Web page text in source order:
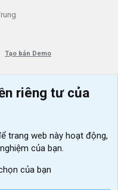
Tạo bản Demo
Office miễn phí
Xenforo
và tài trợ
riêng tư của
trang web này hoạt động,
của bạn.
của bạn